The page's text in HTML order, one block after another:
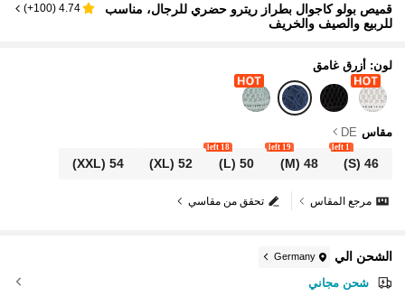
قميص بولو كاجوال بطراز ريترو حضري للرجال، مناسب
للربيع والصيف والخريف
4.74
(
100+
)
لون: أزرق غامق
مقاس DE
46
(S)
1 left
48
(M)
19 left
50
(L)
18 left
52
(XL)
54
(XXL)
تحقق من مقاسي مرجع المقاس
الشحن الي Germany
شحن مجاني